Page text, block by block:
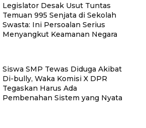
Legislator Desak Usut Tuntas
Temuan 995 Senjata di Sekolah
Swasta: Ini Persoalan Serius
Menyangkut Keamanan Negara
Siswa SMP Tewas Diduga Akibat
Di-bully, Waka Komisi X DPR
Tegaskan Harus Ada
Pembenahan Sistem yang Nyata